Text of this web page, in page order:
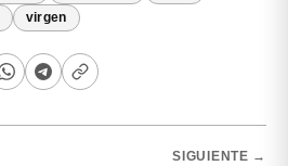
virgen
SIGUIENTE →